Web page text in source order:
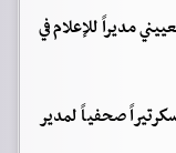
رقم 209 لسنة 2005م: بتعييني مديراً للإعلام في
2021م: بتعييني سكرتيراً صحفياً لمدير